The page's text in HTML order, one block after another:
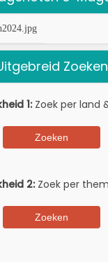
Zoeken
1:Zoek per land
2:Zoek per